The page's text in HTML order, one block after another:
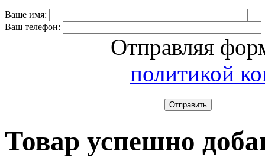
Ваше имя:
Ваш телефон:
Отправляя
политикой
Отправить
Товар успешно